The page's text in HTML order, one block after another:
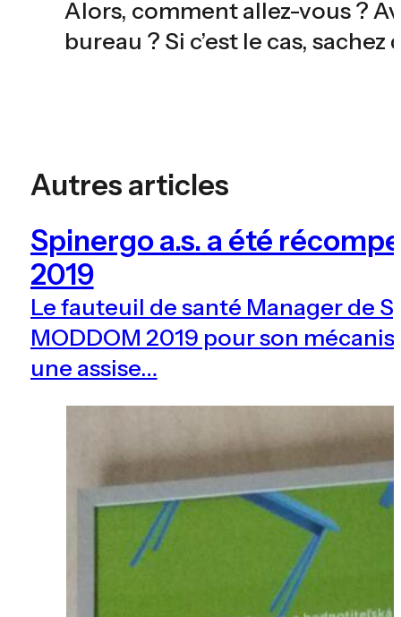
Alors, comment allez-vous ?
bureau ? Si c’est le cas,
Autres articles
Spinergo a.s. a été
2019
Le fauteuil de santé Manager de
MODDOM 2019 pour son
une assise…